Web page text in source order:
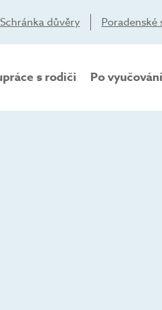
Schránka důvěry Poradenské
s rodiči Po vyučování